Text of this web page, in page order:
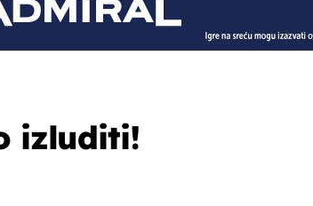
izluditi!